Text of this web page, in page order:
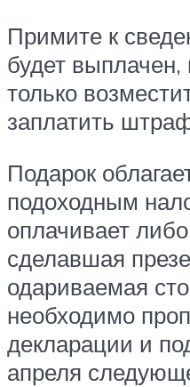
Примите к
будет выплачен,
только
заплатить
Подарок
подоходным
оплачивает
сделавшая
одариваемая
необходимо
декларации и
апреля